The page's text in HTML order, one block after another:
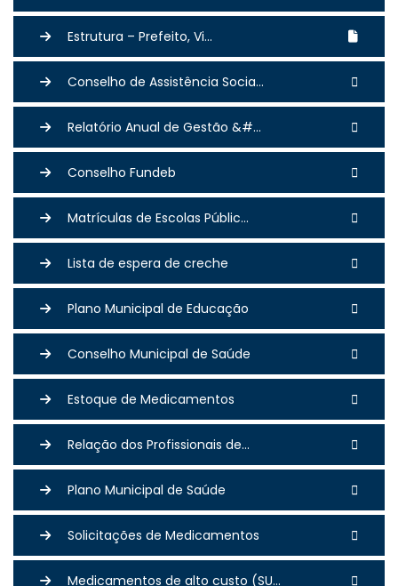
Estrutura – Prefeito, Vi...
Conselho de Assistência Socia...
Relatório Anual de Gestão &#...
Conselho Fundeb
Matrículas de Escolas Públic...
Lista de espera de creche
Plano Municipal de Educação
Conselho Municipal de Saúde
Estoque de Medicamentos
Relação dos Profissionais de...
Plano Municipal de Saúde
Solicitações de Medicamentos
Medicamentos de alto custo (SU...